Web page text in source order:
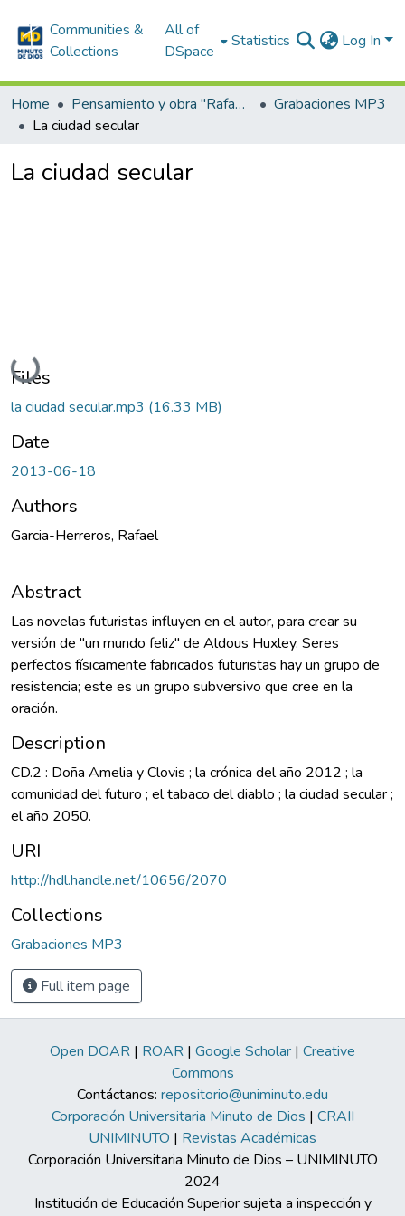
Communities &
Collections
All of
DSpace
Statistics Log In
Home Pensamiento y obra "Rafael García-Herreros"
Grabaciones MP3
La ciudad secular
La ciudad secular
Loading...
Files
la ciudad secular.mp3 (16.33 MB)
Date
2013-06-18
Authors
Garcia-Herreros, Rafael
Abstract
Las novelas futuristas influyen en el autor, para crear su
versión de "un mundo feliz" de Aldous Huxley. Seres
perfectos físicamente fabricados futuristas hay un grupo de
resistencia; este es un grupo subversivo que cree en la
oración.
Description
CD.2 : Doña Amelia y Clovis ; la crónica del año 2012 ; la
comunidad del futuro ; el tabaco del diablo ; la ciudad secular ;
el año 2050.
URI
http://hdl.handle.net/10656/2070
Collections
Grabaciones MP3
Full item page
Open DOAR | ROAR | Google Scholar | Creative
Commons
Contáctanos: repositorio@uniminuto.edu
Corporación Universitaria Minuto de Dios | CRAII
UNIMINUTO | Revistas Académicas
Corporación Universitaria Minuto de Dios – UNIMINUTO
2024
Institución de Educación Superior sujeta a inspección y